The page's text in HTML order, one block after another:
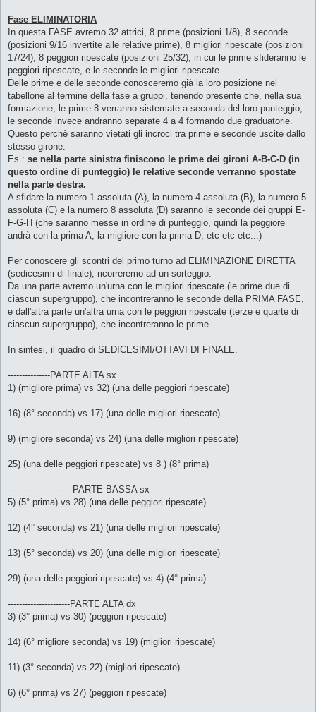
Fase ELIMINATORIA
In questa FASE avremo 32 attrici, 8 prime (posizioni 1/8), 8 seconde
(posizioni 9/16 invertite alle relative prime), 8 migliori ripescate (posizioni
17/24), 8 peggiori ripescate (posizioni 25/32), in cui le prime sfideranno le
peggiori ripescate, e le seconde le migliori ripescate.
Delle prime e delle seconde conosceremo già la loro posizione nel
tabellone al termine della fase a gruppi, tenendo presente che, nella sua
formazione, le prime 8 verranno sistemate a seconda del loro punteggio,
le seconde invece andranno separate 4 a 4 formando due graduatorie.
Questo perchè saranno vietati gli incroci tra prime e seconde uscite dallo
stesso girone.
Es.: se nella parte sinistra finiscono le prime dei gironi A-B-C-D (in
questo ordine di punteggio) le relative seconde verranno spostate
nella parte destra.
A sfidare la numero 1 assoluta (A), la numero 4 assoluta (B), la numero 5
assoluta (C) e la numero 8 assoluta (D) saranno le seconde dei gruppi E-
F-G-H (che saranno messe in ordine di punteggio, quindi la peggiore
andrà con la prima A, la migliore con la prima D, etc etc etc...)
Per conoscere gli scontri del primo turno ad ELIMINAZIONE DIRETTA
(sedicesimi di finale), ricorreremo ad un sorteggio.
Da una parte avremo un'urna con le migliori ripescate (le prime due di
ciascun supergruppo), che incontreranno le seconde della PRIMA FASE,
e dall'altra parte un'altra urna con le peggiori ripescate (terze e quarte di
ciascun supergruppo), che incontreranno le prime.
In sintesi, il quadro di SEDICESIMI/OTTAVI DI FINALE.
---------------PARTE ALTA sx
1) (migliore prima) vs 32) (una delle peggiori ripescate)
16) (8° seconda) vs 17) (una delle migliori ripescate)
9) (migliore seconda) vs 24) (una delle migliori ripescate)
25) (una delle peggiori ripescate) vs 8 ) (8° prima)
-----------------------PARTE BASSA sx
5) (5° prima) vs 28) (una delle peggiori ripescate)
12) (4° seconda) vs 21) (una delle migliori ripescate)
13) (5° seconda) vs 20) (una delle migliori ripescate)
29) (una delle peggiori ripescate) vs 4) (4° prima)
----------------------PARTE ALTA dx
3) (3° prima) vs 30) (peggiori ripescate)
14) (6° migliore seconda) vs 19) (migliori ripescate)
11) (3° seconda) vs 22) (migliori ripescate)
6) (6° prima) vs 27) (peggiori ripescate)